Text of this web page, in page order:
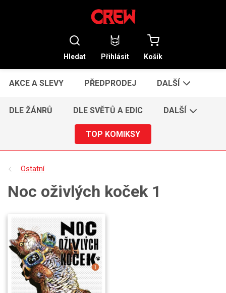
Hledat Přihlásit Košík
AKCE A SLEVY PŘEDPRODEJ DALŠÍ
DLE ŽÁNRŮ DLE SVĚTŮ A EDIC DALŠÍ
TOP KOMIKSY
Ostatní
Noc oživlých koček 1